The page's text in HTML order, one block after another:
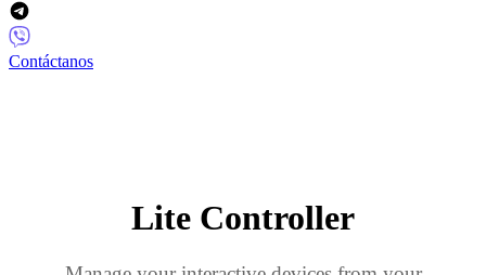
Contáctanos
Lite Controller